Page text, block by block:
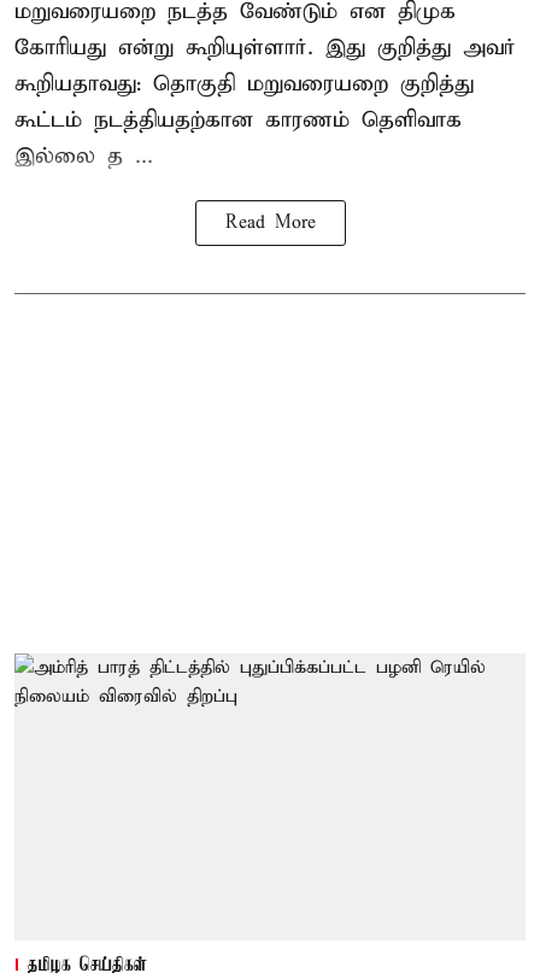
மறுவரையறை நடத்த வேண்டும் என திமுக
கோரியது என்று கூறியுள்ளார். இது குறித்து அவர்
கூறியதாவது: தொகுதி மறுவரையறை குறித்து
கூட்டம் நடத்தியதற்கான காரணம் தெளிவாக
இல்லை த ...
Read More
தமிழக செய்திகள்